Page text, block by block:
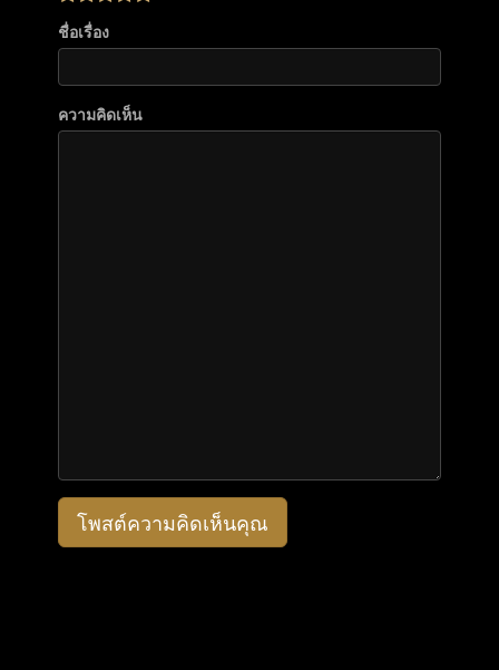
ชื่อเรื่อง
ความคิดเห็น
โพสต์ความคิดเห็นคุณ